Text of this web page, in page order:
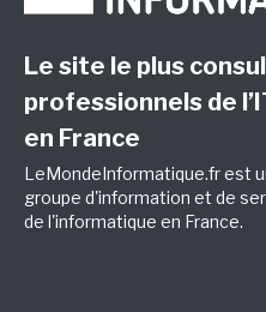
Le site le plus
professionnels de
en France
LeMondeInformatique.fr est
groupe d'information et de
de l'informatique en France.